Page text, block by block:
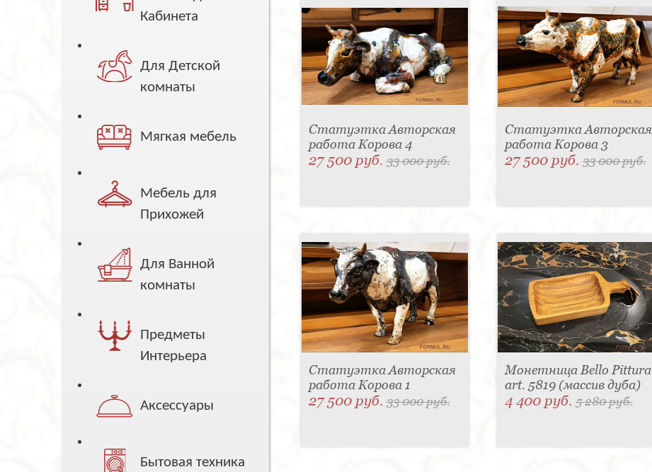
Кабинета
Для Детской
комнаты
Мягкая мебель
Мебель для
Прихожей
Для Ванной
комнаты
Предметы
Интерьера
Аксессуары
Бытовая техника
Статуэтка Авторская
работа Корова 4
27 500 руб.33 000 руб.
Статуэтка Авторская
работа Корова 3
27 500 руб. 33 000 руб.
Статуэтка Авторская
работа Корова 1
27 500 руб.33 000 руб.
Монетница Bello Pittura
art. 5819 (массив дуба)
4 400 руб. 5 280 руб.